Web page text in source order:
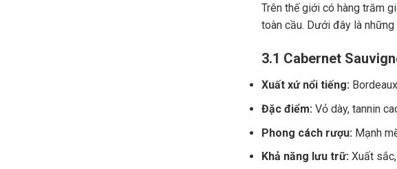
Trên thế giới có hàng trăm
toàn cầu. Dưới đây là
3.1 Cabernet
Xuất xứ nổi tiếng:
Đặc điểm:Vỏ dày, tannin
Phong cách rượu: Mạnh
Khả năng lưu trữ:Xuất sắc,